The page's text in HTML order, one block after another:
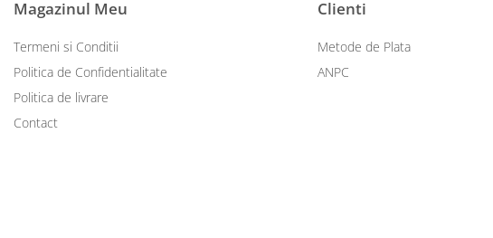
Magazinul Meu
Termeni si Conditii
Politica de Confidentialitate
Politica de livrare
Contact
Clienti
Metode de Plata
ANPC